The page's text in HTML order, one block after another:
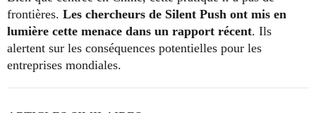
frontières. Les chercheurs de Silent Push ont mis en
lumière cette menace dans un rapport récent. Ils
alertent sur les conséquences potentielles pour les
entreprises mondiales.